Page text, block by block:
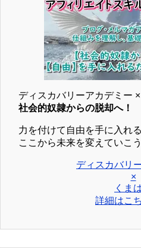
ディスカバリーアカデミー
社会的奴隷からの脱却へ！
力を付けて自由を手に入れる
ここから未来を変えていこう
ディスカバリ
×
くま
詳細はこ